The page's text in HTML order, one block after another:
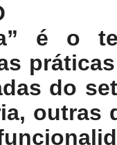
é o
do
outras